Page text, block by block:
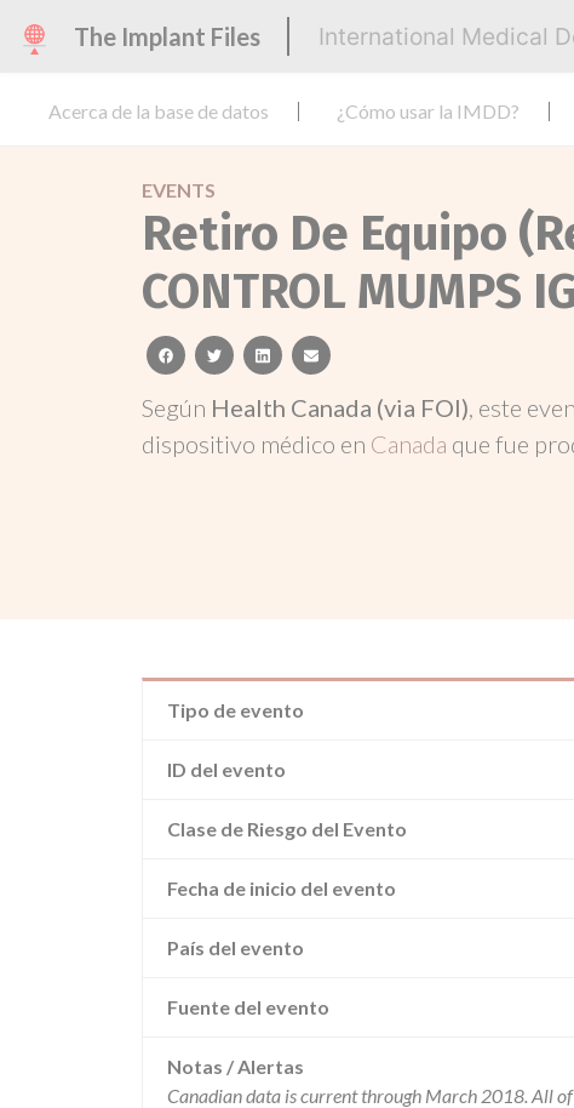
The Implant Files International Medical
Acerca de la base de datos ¿Cómo usar la IMDD?
EVENTS
Retiro De Equipo
CONTROL MUMPS
facebooktwitterlinkedinemail
Según Health Canada (via FOI), este
dispositivo médico en Canada que fue
Tipo de evento
ID del evento
Clase de Riesgo del Evento
Fecha de inicio del evento
País del evento
Fuente del evento
Notas / Alertas
Canadian data is current through March 2018. All